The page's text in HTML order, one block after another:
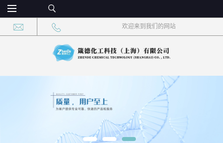
欢迎来到我们的网站